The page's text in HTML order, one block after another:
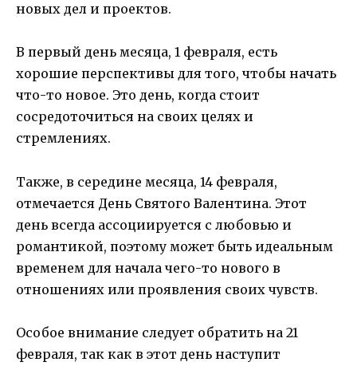
новых дел и проектов.
В первый день месяца, 1 февраля, есть
хорошие перспективы для того, чтобы начать
что-то новое. Это день, когда стоит
сосредоточиться на своих целях и
стремлениях.
Также, в середине месяца, 14 февраля,
отмечается День Святого Валентина. Этот
день всегда ассоциируется с любовью и
романтикой, поэтому может быть идеальным
временем для начала чего-то нового в
отношениях или проявления своих чувств.
Особое внимание следует обратить на 21
февраля, так как в этот день наступит